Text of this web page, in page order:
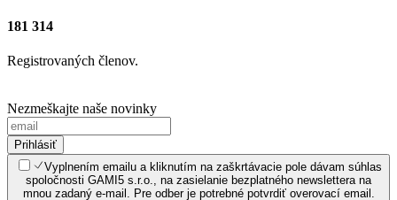
181 314
Registrovaných členov.
Nezmeškajte naše novinky
Prihlásiť
Vyplnením emailu a kliknutím na zaškrtávacie pole dávam súhlas
spoločnosti GAMI5 s.r.o., na zasielanie bezplatného newslettera na
mnou zadaný e-mail. Pre odber je potrebné potvrdiť overovací email.